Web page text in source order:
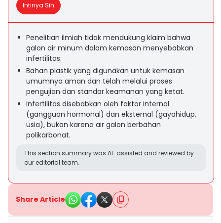
Intinya Sih
Penelitian ilmiah tidak mendukung klaim bahwa
galon air minum dalam kemasan menyebabkan
infertilitas.
Bahan plastik yang digunakan untuk kemasan
umumnya aman dan telah melalui proses
pengujian dan standar keamanan yang ketat.
Infertilitas disebabkan oleh faktor internal
(gangguan hormonal) dan eksternal (gayahidup,
usia), bukan karena air galon berbahan
polikarbonat.
This section summary was AI-assisted and reviewed by
our editorial team.
Share Article